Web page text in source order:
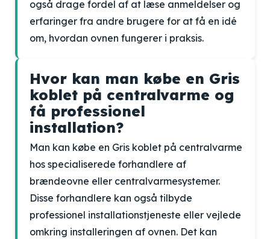
også drage fordel af at læse anmeldelser og
erfaringer fra andre brugere for at få en idé
om, hvordan ovnen fungerer i praksis.
Hvor kan man købe en Gris
koblet på centralvarme og
få professionel
installation?
Man kan købe en Gris koblet på centralvarme
hos specialiserede forhandlere af
brændeovne eller centralvarmesystemer.
Disse forhandlere kan også tilbyde
professionel installationstjeneste eller vejlede
omkring installeringen af ovnen. Det kan